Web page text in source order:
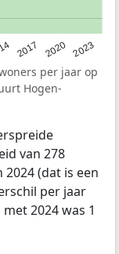
2017 2020 2023
per jaar op
Hogen-
van 278
(dat is een
per jaar
2024 was 1